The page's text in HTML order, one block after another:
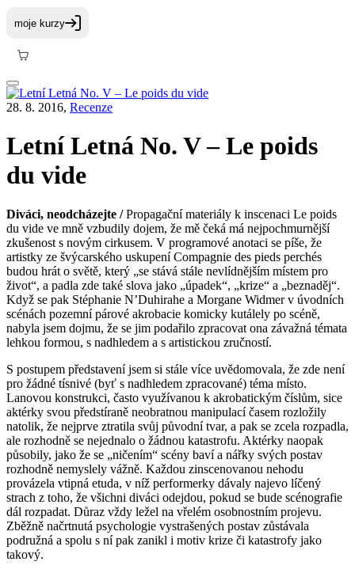
28. 8. 2016, Recenze
Letní Letná No. V – Le poids
du vide
Diváci, neodcházejte /Propagační materiály k inscenaci Le poids
du vide ve mně vzbudily dojem, že mě čeká má nejpochmurnější
zkušenost s novým cirkusem. V programové anotaci se píše, že
artistky ze švýcarského uskupení Compagnie des pieds perchés
budou hrát o světě, který „se stává stále nevlídnějším místem pro
život“, a padla zde také slova jako „úpadek“, „krize“ a „beznaděj“.
Když se pak Stéphanie N’Duhirahe a Morgane Widmer v úvodních
scénách pozemní párové akrobacie komicky kutálely po scéně,
nabyla jsem dojmu, že se jim podařilo zpracovat ona závažná témata
lehkou formou, s nadhledem a s artistickou zručností.
S postupem představení jsem si stále více uvědomovala, že zde není
pro žádné tísnivé (byť s nadhledem zpracované) téma místo.
Lanovou konstrukci, často využívanou k akrobatickým číslům, sice
aktérky svou předstíraně neobratnou manipulací časem rozložily
natolik, že nejprve ztratila svůj původní tvar, a pak se zcela rozpadla,
ale rozhodně se nejednalo o žádnou katastrofu. Aktérky naopak
působily, jako že se „ničením“ scény baví a nářky svých postav
rozhodně nemyslely vážně. Každou zinscenovanou nehodu
provázela vtipná etuda, v níž performerky dávaly najevo líčený
strach z toho, že všichni diváci odejdou, pokud se bude scénografie
dál rozpadat. Důraz vždy ležel na vřelém osobnostním projevu.
Zběžně načrtnutá psychologie vystrašených postav zůstávala
podružná a spolu s ní pak zanikl i motiv krize či katastrofy jako
takový.